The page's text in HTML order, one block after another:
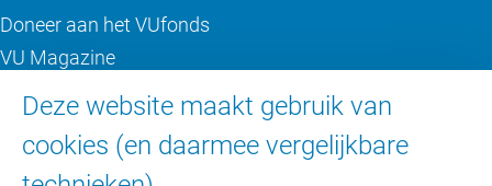
Deze website maakt gebruik van
cookies (en daarmee vergelijkbare
Doneer aan het VUfonds
VU Magazine